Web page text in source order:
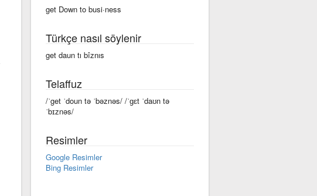
get Down to busi·ness
Türkçe nasıl söylenir
get daun tı bîznıs
Telaffuz
/ˈget ˈdoun tə ˈbəznəs/ /ˈɡɛt ˈdaʊn tə
ˈbɪznəs/
Resimler
Google Resimler
Bing Resimler